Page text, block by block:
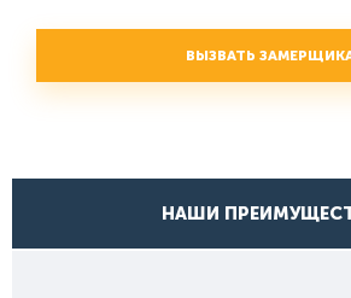
ВЫЗВАТЬ
НАШИ